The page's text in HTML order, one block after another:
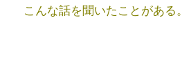
こんな話を聞いたことがある。